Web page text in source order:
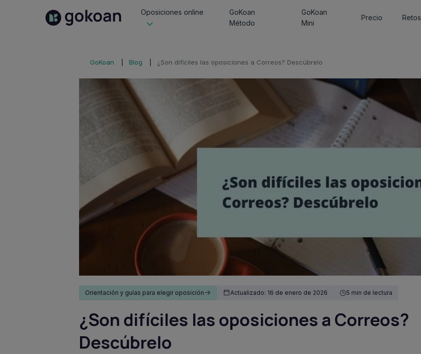
Oposiciones online
GoKoan
Método
GoKoan
Mini
Precio Retos
GoKoan Blog ¿Son difíciles las oposiciones a Correos? Descúbrelo
Orientación y guías para elegir oposición Actualizado: 16 de enero de 2026 5 min de lectura
¿Son difíciles las oposiciones a Correos?
Descúbrelo